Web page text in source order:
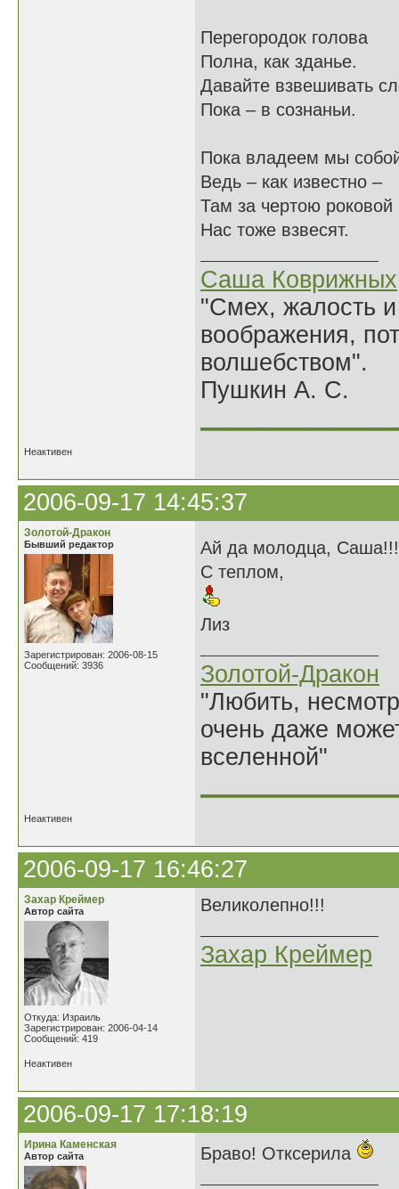
Перегородок голова
Полна, как зданье.
Давайте взвешивать
Пока – в сознаньи.
Пока владеем мы
Ведь – как известно –
Там за чертою роковой
Нас тоже взвесят.
Саша Коврижных
"Смех, жалость
воображения,
волшебством".
Пушкин А. С.
Неактивен
2006-09-17 14:45:37
Золотой-Дракон
Бывший редактор
Зарегистрирован: 2006-08-15
Сообщений: 3936
Ай да молодца,
С теплом,
Лиз
Золотой-Дракон
"Любить,
очень даже
вселенной"
Неактивен
2006-09-17 16:46:27
Захар Креймер
Автор сайта
Откуда: Израиль
Зарегистрирован: 2006-04-14
Сообщений: 419
Великолепно!!!
Захар Креймер
Неактивен
2006-09-17 17:18:19
Ирина Каменская
Автор сайта Браво! Отксерила